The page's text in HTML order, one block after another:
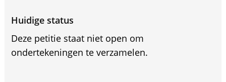
Huidige status
Deze petitie staat niet open om
ondertekeningen te verzamelen.